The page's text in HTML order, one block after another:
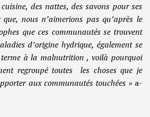
des nattes, des savons pour ses
nous n’aimerions pas qu’après le
que ces communautés se trouvent
d’origine hydrique, également se
terme à la malnutrition , voilà pourquoi
regroupé toutes les choses que je
aux communautés touchées » a-